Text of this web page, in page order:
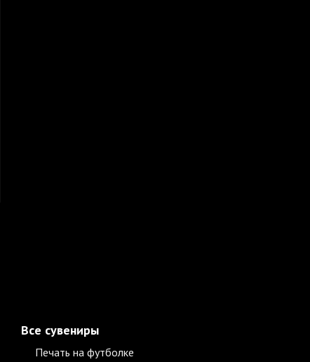
Все сувениры
Печать на футболке